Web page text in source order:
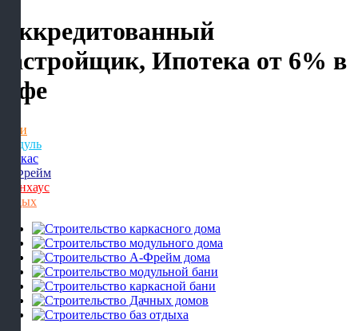
Аккредитованный
застройщик, Ипотека от 6% в
Уфе
Бани
Модуль
Каркас
А-Фрейм
Барнхаус
Отдых